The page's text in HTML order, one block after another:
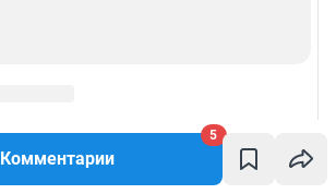
Комментарии
5